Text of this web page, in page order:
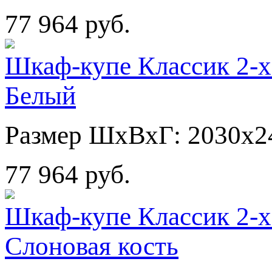
77 964 руб.
Шкаф-купе Классик 2-
Белый
Размер ШхВхГ:
77 964 руб.
Шкаф-купе Классик 2-
Слоновая кость